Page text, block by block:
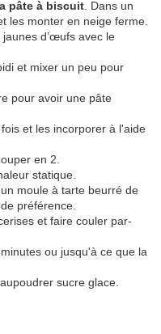
pâte à biscuit . Dans un
les monter en neige ferme.
d’œufs avec le
et mixer un peu pour
pour avoir une pâte
et les incorporer à l'aide
en 2.
statique.
moule à tarte beurré de
préférence.
et faire couler par-
ou jusqu'à ce que la
sucre glace.